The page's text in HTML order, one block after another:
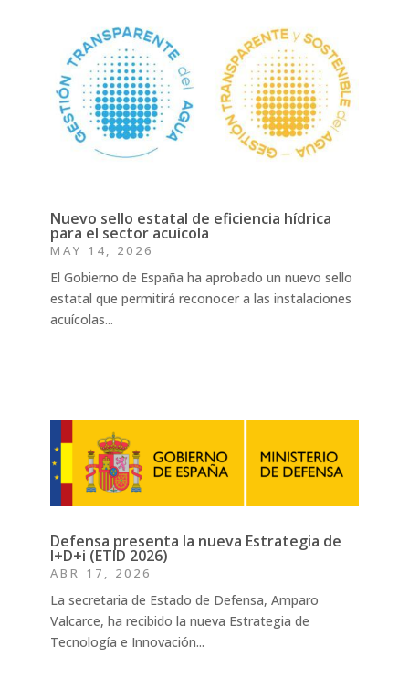
Nuevo sello estatal de eficiencia hídrica
para el sector acuícola
MAY 14, 2026
El Gobierno de España ha aprobado un nuevo sello
estatal que permitirá reconocer a las instalaciones
acuícolas...
Defensa presenta la nueva Estrategia de
I+D+i (ETID 2026)
ABR 17, 2026
La secretaria de Estado de Defensa, Amparo
Valcarce, ha recibido la nueva Estrategia de
Tecnología e Innovación...